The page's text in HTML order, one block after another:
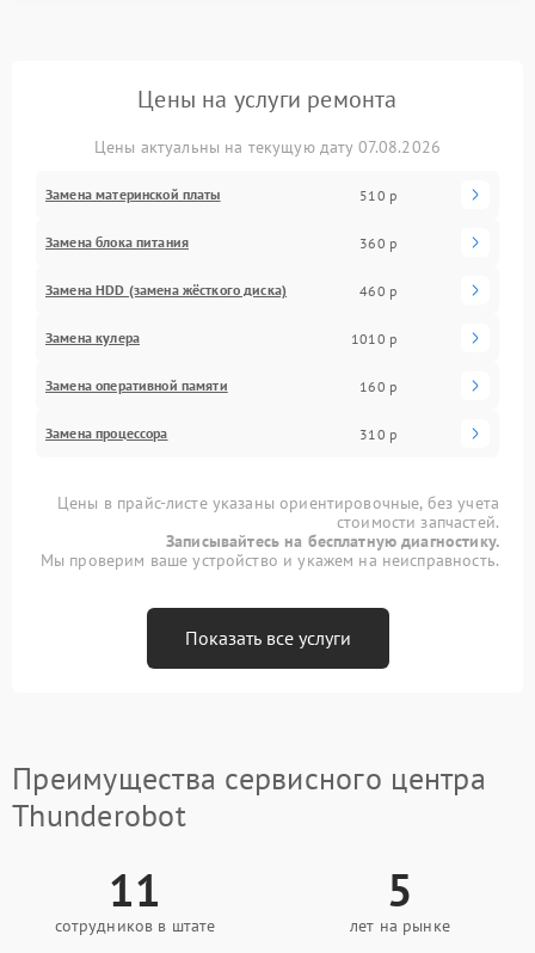
Цены на услуги ремонта
Цены актуальны на текущую дату 07.08.2026
Замена материнской платы 510 р
Замена блока питания 360 р
Замена HDD (замена жёсткого диска) 460 р
Замена кулера 1010 р
Замена оперативной памяти 160 р
Замена процессора 310 р
Цены в прайс-листе указаны ориентировочные, без учета
стоимости запчастей.
Записывайтесь на бесплатную диагностику.
Мы проверим ваше устройство и укажем на неисправность.
Показать все услуги
Преимущества сервисного центра
Thunderobot
11
сотрудников в штате
5
лет на рынке